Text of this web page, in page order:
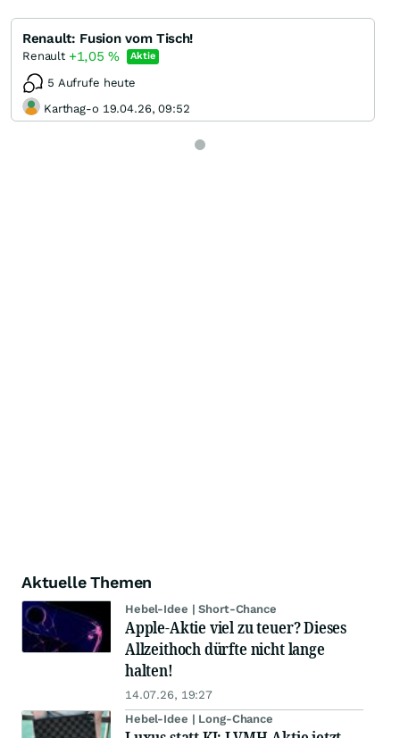
Knock-Out-Suche
Optionsschein-Suche
Zertifikate-Suche
Renault: Fusion vom Tisch!
Renault +1,05% Aktie
5 Aufrufe heute
Karthag-o 19.04.26, 09:52
Aktuelle Themen
Hebel-Idee | Short-Chance
Apple-Aktie viel zu teuer? Dieses
Allzeithoch dürfte nicht lange
halten!
14.07.26, 19:27
Hebel-Idee | Long-Chance